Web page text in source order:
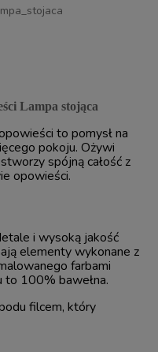
Lampa stojąca
to pomysł na
pokoju. Ożywi
spójną całość z
opowieści.
i wysoką jakość
elementy wykonane z
farbami
to 100% bawełna.
filcem, który